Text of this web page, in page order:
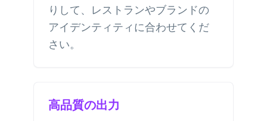
りして、レストランやブランドの
アイデンティティに合わせてくだ
さい。
高品質の出力